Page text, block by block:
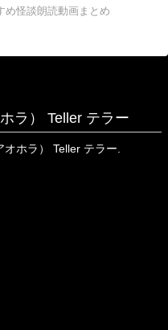
め怪談朗読動画まとめ
ラ） Teller テラー
ホラ） Teller テラー.